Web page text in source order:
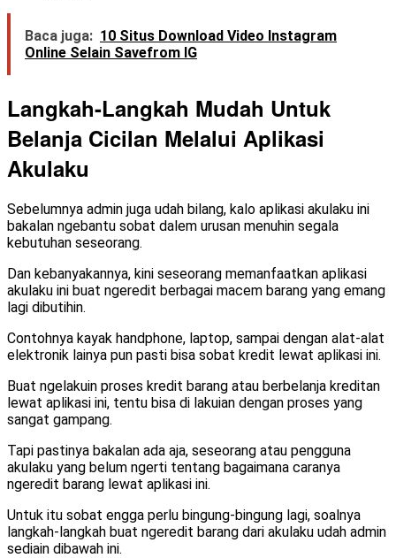
Baca juga: 10 Situs Download Video Instagram
Online Selain Savefrom IG
Langkah-Langkah Mudah Untuk
Belanja Cicilan Melalui Aplikasi
Akulaku
Sebelumnya admin juga udah bilang, kalo aplikasi akulaku ini
bakalan ngebantu sobat dalem urusan menuhin segala
kebutuhan seseorang.
Dan kebanyakannya, kini seseorang memanfaatkan aplikasi
akulaku ini buat ngeredit berbagai macem barang yang emang
lagi dibutihin.
Contohnya kayak handphone, laptop, sampai dengan alat-alat
elektronik lainya pun pasti bisa sobat kredit lewat aplikasi ini.
Buat ngelakuin proses kredit barang atau berbelanja kreditan
lewat aplikasi ini, tentu bisa di lakuian dengan proses yang
sangat gampang.
Tapi pastinya bakalan ada aja, seseorang atau pengguna
akulaku yang belum ngerti tentang bagaimana caranya
ngeredit barang lewat aplikasi ini.
Untuk itu sobat engga perlu bingung-bingung lagi, soalnya
langkah-langkah buat ngeredit barang dari akulaku udah admin
sediain dibawah ini.